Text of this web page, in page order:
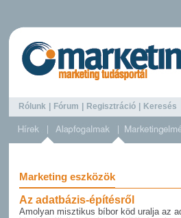
Rólunk Fórum Regisztráció Keresés
Marketing eszközök
Az adatbázis-építésről
Amolyan misztikus bíbor köd uralja az